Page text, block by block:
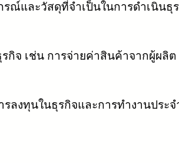
ณ์และวัสดุที่จำเป็นในการดำเนิน
จ เช่น การจ่ายค่าสินค้าจากผู้ผลิ
ลงทุนในธุรกิจและการทำงานปร